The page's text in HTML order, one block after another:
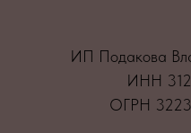
ИП Подакова
ИНН
ОГРН